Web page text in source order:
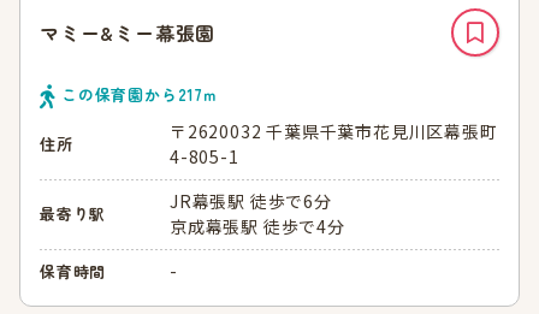
マミー&ミー幕張園
この保育園から 217ｍ
住所
〒2620032 千葉県千葉市花見川区幕張町
4-805-1
最寄り駅
JR幕張駅 徒歩で6分
京成幕張駅 徒歩で4分
保育時間 -